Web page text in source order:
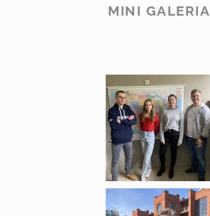
MINI GALERIA